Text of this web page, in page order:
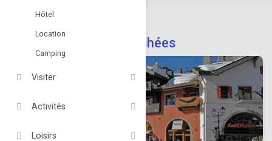
Hôtel
Location
Camping
Visiter
Activités
Loisirs
Destinations recherchées